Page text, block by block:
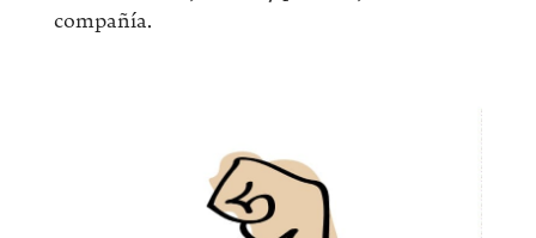
compañía.